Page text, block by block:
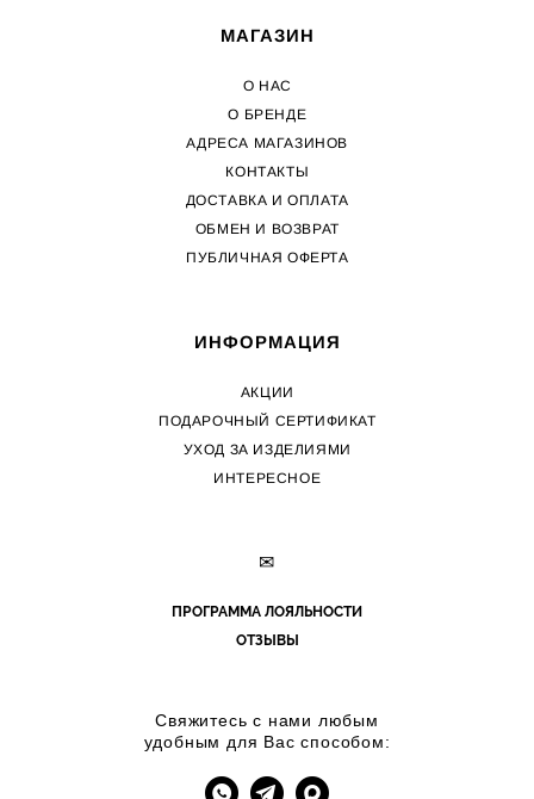
МАГАЗИН
О НАС
О БРЕНДЕ
АДРЕСА МАГАЗИНОВ
КОНТАКТЫ
ДОСТАВКА И ОПЛАТА
ОБМЕН И ВОЗВРАТ
ПУБЛИЧНАЯ ОФЕРТА
ИНФОРМАЦИЯ
АКЦИИ
ПОДАРОЧНЫЙ СЕРТИФИКАТ
УХОД ЗА ИЗДЕЛИЯМИ
ИНТЕРЕСНОЕ
✉
ПРОГРАММА ЛОЯЛЬНОСТИ
ОТЗЫВЫ
Свяжитесь с нами любым
удобным для Вас способом: